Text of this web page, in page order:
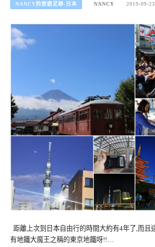
NANCY的旅遊足跡-日本 NANCY 2019-09-23
距離上次到日本自由行的時間大約有4年了,而且
有地鐵大魔王之稱的東京地鐵呀!!…